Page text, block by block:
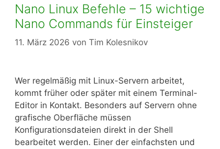
Nano Linux Befehle – 15 wichtige
Nano Commands für Einsteiger
11. März 2026 von Tim Kolesnikov
Wer regelmäßig mit Linux-Servern arbeitet,
kommt früher oder später mit einem Terminal-
Editor in Kontakt. Besonders auf Servern ohne
grafische Oberfläche müssen
Konfigurationsdateien direkt in der Shell
bearbeitet werden. Einer der einfachsten und